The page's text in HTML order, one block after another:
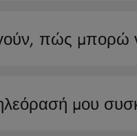
πώς μπορώ
μου